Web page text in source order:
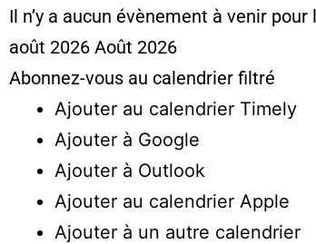
Il n’y a aucun évènement à venir
août 2026 Août 2026
Abonnez-vous au calendrier filtré
Ajouter au calendrier Timely
Ajouter à Google
Ajouter à Outlook
Ajouter au calendrier Apple
Ajouter à un autre calendrier